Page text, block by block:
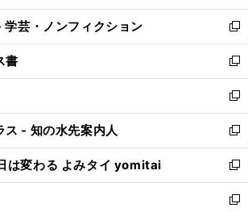
開
く
ウ
で
開
く
ン
ド
ウ
で
開
く
ウ
ィ
ン
ド
ウ
で
開
く
芸・ノンフィクション
新
し
い
ウ
ィ
ン
ド
ウ
で
開
く
書
新
し
い
ウ
ィ
ン
ド
ウ
で
新
し
い
ウ
ィ
ン
ド
ス - 知の水先案内人
新
し
い
ウ
ィ
は変わる よみタイ yomitai
新
し
い
新